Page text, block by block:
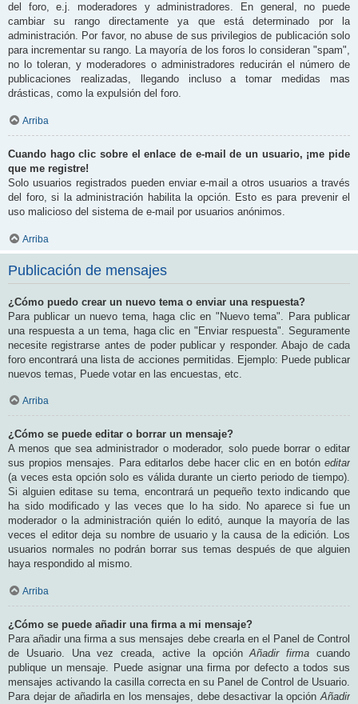
del foro, e.j. moderadores y administradores. En general, no puede
cambiar su rango directamente ya que está determinado por la
administración. Por favor, no abuse de sus privilegios de publicación solo
para incrementar su rango. La mayoría de los foros lo consideran "spam",
no lo toleran, y moderadores o administradores reducirán el número de
publicaciones realizadas, llegando incluso a tomar medidas mas
drásticas, como la expulsión del foro.
Arriba
Cuando hago clic sobre el enlace de e-mail de un usuario, ¡me pide
que me registre!
Solo usuarios registrados pueden enviar e-mail a otros usuarios a través
del foro, si la administración habilita la opción. Esto es para prevenir el
uso malicioso del sistema de e-mail por usuarios anónimos.
Arriba
Publicación de mensajes
¿Cómo puedo crear un nuevo tema o enviar una respuesta?
Para publicar un nuevo tema, haga clic en "Nuevo tema". Para publicar
una respuesta a un tema, haga clic en "Enviar respuesta". Seguramente
necesite registrarse antes de poder publicar y responder. Abajo de cada
foro encontrará una lista de acciones permitidas. Ejemplo: Puede publicar
nuevos temas, Puede votar en las encuestas, etc.
Arriba
¿Cómo se puede editar o borrar un mensaje?
A menos que sea administrador o moderador, solo puede borrar o editar
sus propios mensajes. Para editarlos debe hacer clic en en botón editar
(a veces esta opción solo es válida durante un cierto periodo de tiempo).
Si alguien editase su tema, encontrará un pequeño texto indicando que
ha sido modificado y las veces que lo ha sido. No aparece si fue un
moderador o la administración quién lo editó, aunque la mayoría de las
veces el editor deja su nombre de usuario y la causa de la edición. Los
usuarios normales no podrán borrar sus temas después de que alguien
haya respondido al mismo.
Arriba
¿Cómo se puede añadir una firma a mi mensaje?
Para añadir una firma a sus mensajes debe crearla en el Panel de Control
de Usuario. Una vez creada, active la opciónAñadir firma cuando
publique un mensaje. Puede asignar una firma por defecto a todos sus
mensajes activando la casilla correcta en su Panel de Control de Usuario.
Para dejar de añadirla en los mensajes, debe desactivar la opciónAñadir